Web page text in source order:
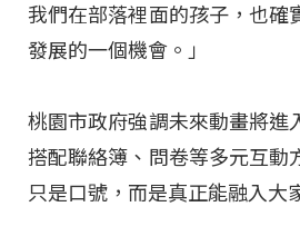
我們在部落裡面的孩子，也確
發展的一個機會。」
桃園市政府強調未來動畫將進
搭配聯絡簿、問卷等多元互動
只是口號，而是真正能融入大